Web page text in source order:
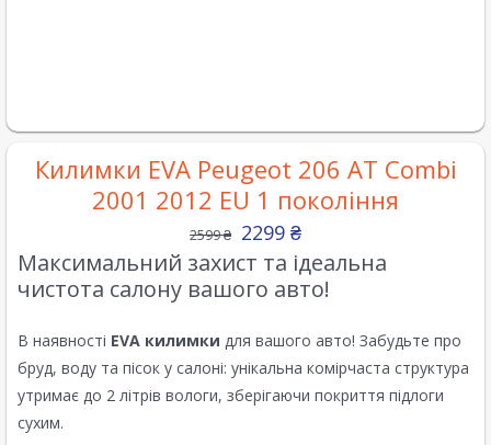
Килимки EVA Peugeot 206 AT Combi
2001 2012 EU 1 покоління
2599₴ 2299 ₴
Максимальний захист та ідеальна
чистота салону вашого авто!
В наявності EVA килимки для вашого авто! Забудьте про
бруд, воду та пісок у салоні: унікальна комірчаста структура
утримає до 2 літрів вологи, зберігаючи покриття підлоги
сухим.